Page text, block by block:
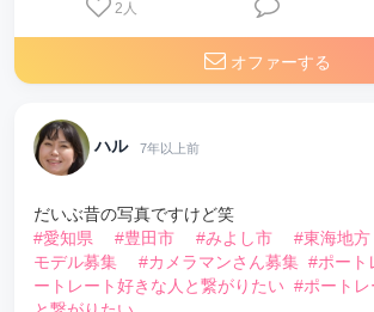
2 人
オファーする
ハル 7年以上前
だいぶ昔の写真ですけど笑
#愛知県
#豊田市 #みよし市 #東海地方
モデル募集
#カメラマンさん募集 #ポート
ートレート好きな人と繋がりたい #ポートレ